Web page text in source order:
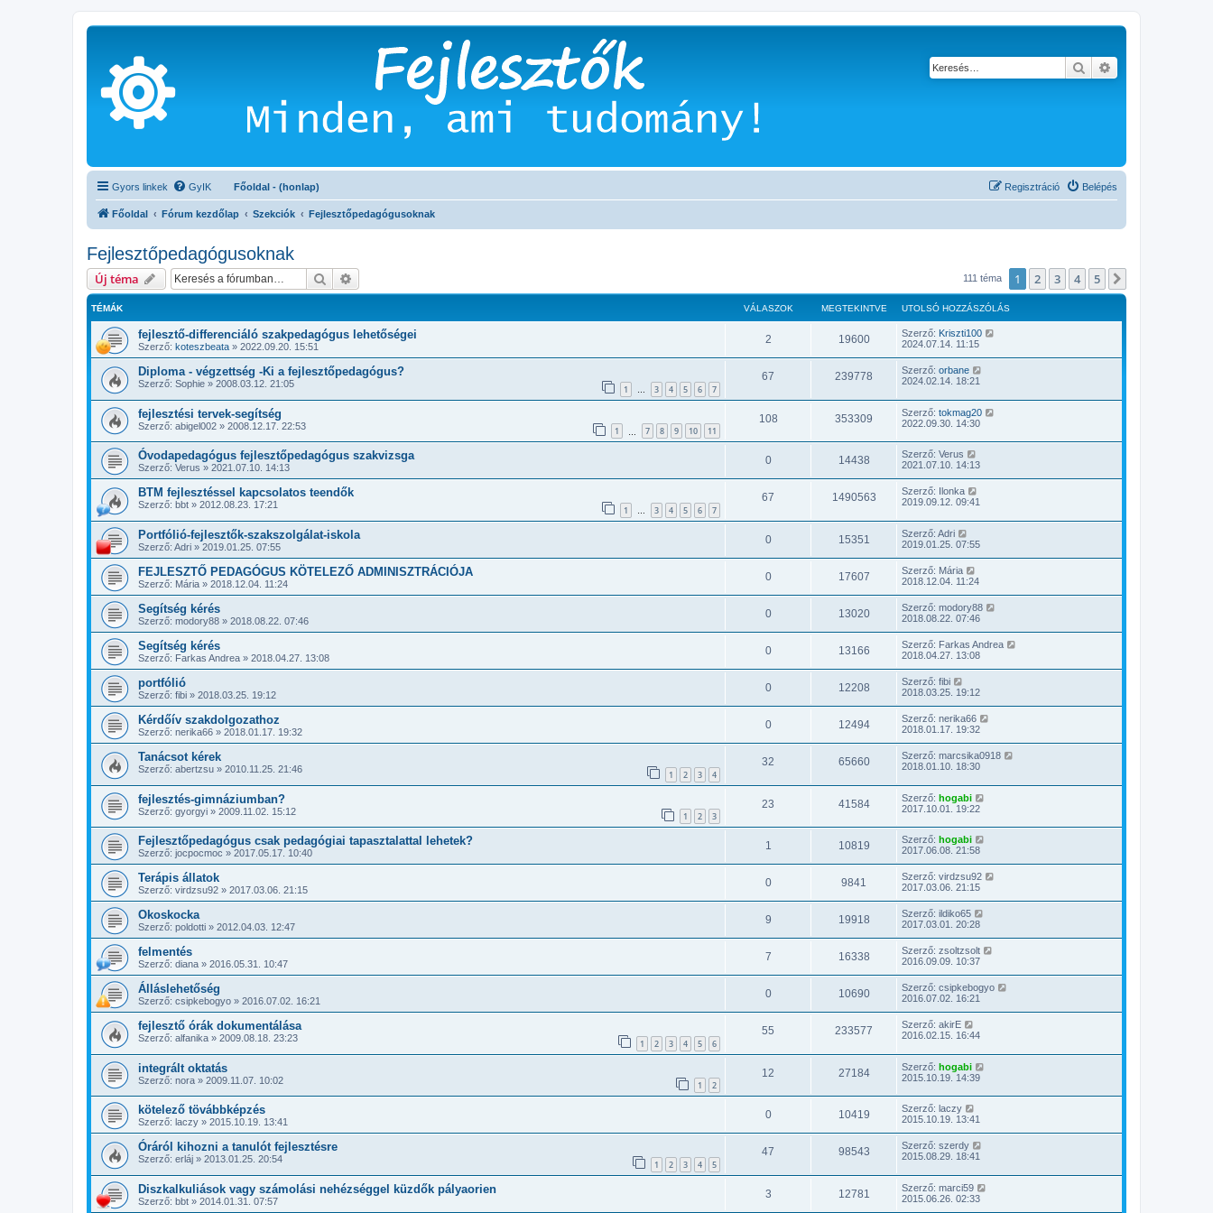
Keresés
Gyors linkek GyIK Főoldal - (honlap) Belépés
Regisztráció
Főoldal Fórum kezdőlap Szekciók Fejlesztőpedagógusoknak
Fejlesztőpedagógusoknak
Új téma Keresés 111 téma 1 2 3 4 5
TÉMÁK VÁLASZOK MEGTEKINTVE UTOLSÓ HOZZÁSZÓLÁS
fejlesztő-differenciáló szakpedagógus lehetőségei
Szerző: koteszbeata » 2022.09.20. 15:51
2 19600 Szerző: Kriszti100
2024.07.14. 11:15
Diploma - végzettség -Ki a fejlesztőpedagógus?
Szerző: Sophie » 2008.03.12. 21:05 1 … 3 4 5 6 7
67 239778 Szerző: orbane
2024.02.14. 18:21
fejlesztési tervek-segítség
Szerző: abigel002 » 2008.12.17. 22:53 1 7 8 9 10 11
108 353309 Szerző: tokmag20
2022.09.30. 14:30
Óvodapedagógus fejlesztőpedagógus szakvizsga
Szerző: Verus » 2021.07.10. 14:13
0 14438 Szerző: Verus
2021.07.10. 14:13
BTM fejlesztéssel kapcsolatos teendők
Szerző: bbt » 2012.08.23. 17:21 1 … 3 4 5 6 7
67 1490563 Szerző:
Ilonka
2019.09.12. 09:41
Portfólió-fejlesztők-szakszolgálat-iskola
Szerző: Adri » 2019.01.25. 07:55
0 15351 Szerző: Adri
2019.01.25. 07:55
FEJLESZTŐ PEDAGÓGUS KÖTELEZŐ ADMINISZTRÁCIÓJA
Szerző: Mária » 2018.12.04. 11:24
0 17607 Szerző: Mária
2018.12.04. 11:24
Segítség kérés
Szerző: modory88 » 2018.08.22. 07:46
0 13020 Szerző: modory88
2018.08.22. 07:46
Segítség kérés
Szerző: Farkas Andrea » 2018.04.27. 13:08
0 13166 Szerző: Farkas Andrea
2018.04.27. 13:08
portfólió
Szerző: fibi » 2018.03.25. 19:12
0 12208 Szerző: fibi
2018.03.25. 19:12
Kérdőív szakdolgozathoz
Szerző: nerika66 » 2018.01.17. 19:32
0 12494 Szerző: nerika66
2018.01.17. 19:32
Tanácsot kérek
Szerző: abertzsu » 2010.11.25. 21:46 1 2 3 4
32 65660 Szerző: marcsika0918
2018.01.10. 18:30
fejlesztés-gimnáziumban?
Szerző: gyorgyi » 2009.11.02. 15:12 1 2 3
23 41584 Szerző: hogabi
2017.10.01. 19:22
Fejlesztőpedagógus csak pedagógiai tapasztalattal lehetek?
Szerző: jocpocmoc » 2017.05.17. 10:40
1 10819 Szerző: hogabi
2017.06.08. 21:58
Terápis állatok
Szerző: virdzsu92 » 2017.03.06. 21:15
0 9841 Szerző: virdzsu92
2017.03.06. 21:15
Okoskocka
Szerző: poldotti » 2012.04.03. 12:47
9 19918 Szerző: ildiko65
2017.03.01. 20:28
felmentés
Szerző: diana » 2016.05.31. 10:47
7 16338 Szerző: zsoltzsolt
2016.09.09. 10:37
Álláslehetőség
Szerző: csipkebogyo » 2016.07.02. 16:21
0 10690 Szerző: csipkebogyo
2016.07.02. 16:21
fejlesztő órák dokumentálása
Szerző: alfanika » 2009.08.18. 23:23 1 2 3 4 5 6
55 233577 Szerző: akirE
2016.02.15. 16:44
integrált oktatás
Szerző: nora » 2009.11.07. 10:02 1 2
12 27184 Szerző: hogabi
2015.10.19. 14:39
kötelező tövábbképzés
Szerző: laczy » 2015.10.19. 13:41
0 10419 Szerző: laczy
2015.10.19. 13:41
Óráról kihozni a tanulót fejlesztésre
Szerző: erláj » 2013.01.25. 20:54 1 2 3 4 5
47 98543 Szerző: szerdy
2015.08.29. 18:41
Diszkalkuliások vagy számolási nehézséggel küzdők pályaorien
Szerző: bbt » 2014.01.31. 07:57
3 12781 Szerző: marci59
2015.06.26. 02:33